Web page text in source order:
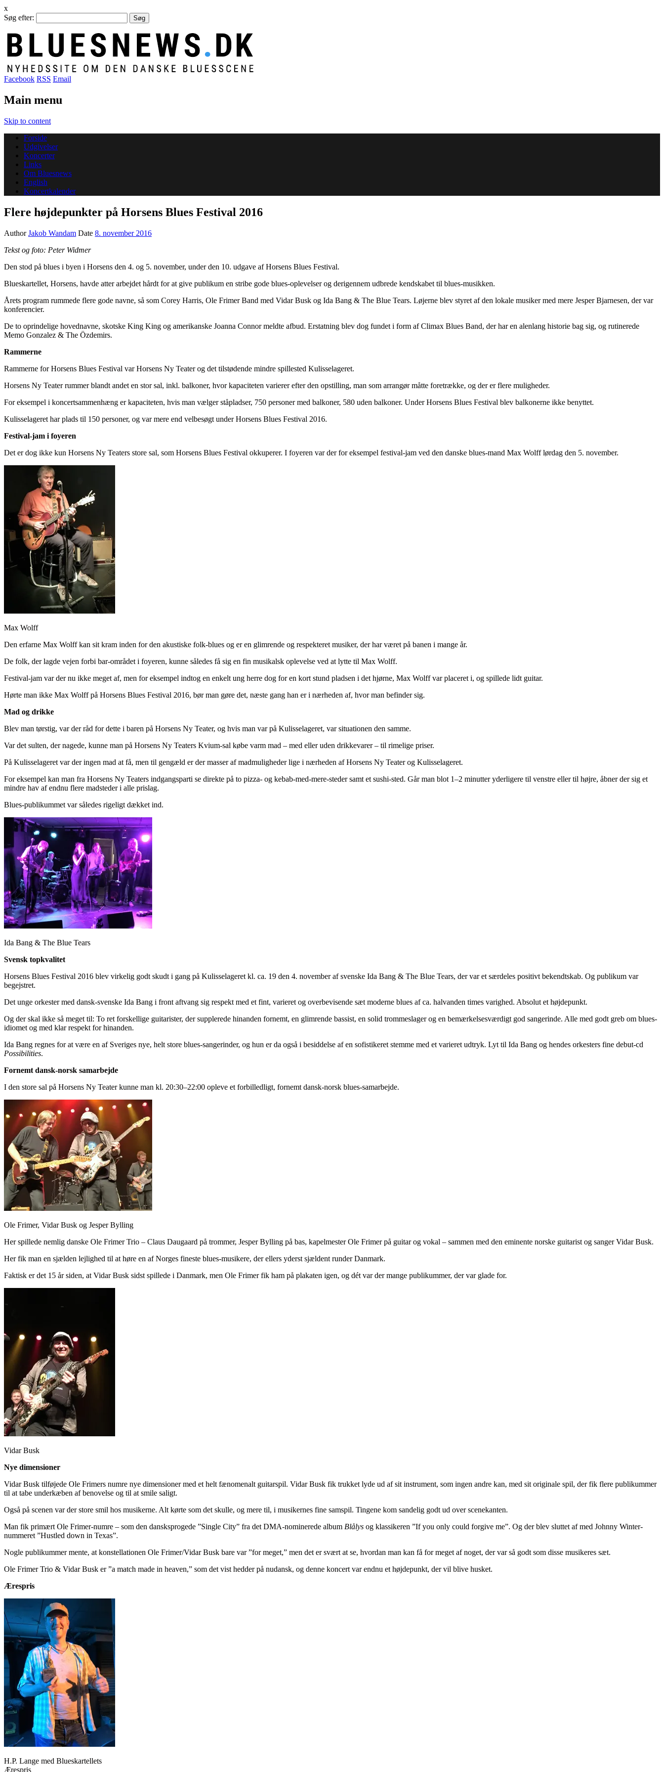
x
Søg efter:
Facebook RSS Email
Main menu
Skip to content
Forside
Udgivelser
Koncerter
Links
Om Bluesnews
English
Koncertkalender
Flere højdepunkter på Horsens Blues Festival 2016
AuthorJakob Wandam Date 8. november 2016
Tekst og foto: Peter Widmer
Den stod på blues i byen i Horsens den 4. og 5. november, under den 10. udgave af Horsens Blues Festival.
Blueskartellet, Horsens, havde atter arbejdet hårdt for at give publikum en stribe gode blues-oplevelser og derigennem udbrede kendskabet til blues-musikken.
Årets program rummede flere gode navne, så som Corey Harris, Ole Frimer Band med Vidar Busk og Ida Bang & The Blue Tears. Løjerne blev styret af den lokale musiker med mere Jesper Bjarnesen, der var
konferencier.
De to oprindelige hovednavne, skotske King King og amerikanske Joanna Connor meldte afbud. Erstatning blev dog fundet i form af Climax Blues Band, der har en alenlang historie bag sig, og rutinerede
Memo Gonzalez & The Özdemirs.
Rammerne
Rammerne for Horsens Blues Festival var Horsens Ny Teater og det tilstødende mindre spillested Kulisselageret.
Horsens Ny Teater rummer blandt andet en stor sal, inkl. balkoner, hvor kapaciteten varierer efter den opstilling, man som arrangør måtte foretrække, og der er flere muligheder.
For eksempel i koncertsammenhæng er kapaciteten, hvis man vælger ståpladser, 750 personer med balkoner, 580 uden balkoner. Under Horsens Blues Festival blev balkonerne ikke benyttet.
Kulisselageret har plads til 150 personer, og var mere end velbesøgt under Horsens Blues Festival 2016.
Festival-jam i foyeren
Det er dog ikke kun Horsens Ny Teaters store sal, som Horsens Blues Festival okkuperer. I foyeren var der for eksempel festival-jam ved den danske blues-mand Max Wolff lørdag den 5. november.
Max Wolff
Den erfarne Max Wolff kan sit kram inden for den akustiske folk-blues og er en glimrende og respekteret musiker, der har været på banen i mange år.
De folk, der lagde vejen forbi bar-området i foyeren, kunne således få sig en fin musikalsk oplevelse ved at lytte til Max Wolff.
Festival-jam var der nu ikke meget af, men for eksempel indtog en enkelt ung herre dog for en kort stund pladsen i det hjørne, Max Wolff var placeret i, og spillede lidt guitar.
Hørte man ikke Max Wolff på Horsens Blues Festival 2016, bør man gøre det, næste gang han er i nærheden af, hvor man befinder sig.
Mad og drikke
Blev man tørstig, var der råd for dette i baren på Horsens Ny Teater, og hvis man var på Kulisselageret, var situationen den samme.
Var det sulten, der nagede, kunne man på Horsens Ny Teaters Kvium-sal købe varm mad – med eller uden drikkevarer – til rimelige priser.
På Kulisselageret var der ingen mad at få, men til gengæld er der masser af madmuligheder lige i nærheden af Horsens Ny Teater og Kulisselageret.
For eksempel kan man fra Horsens Ny Teaters indgangsparti se direkte på to pizza- og kebab-med-mere-steder samt et sushi-sted. Går man blot 1–2 minutter yderligere til venstre eller til højre, åbner der sig et
mindre hav af endnu flere madsteder i alle prislag.
Blues-publikummet var således rigeligt dækket ind.
Ida Bang & The Blue Tears
Svensk topkvalitet
Horsens Blues Festival 2016 blev virkelig godt skudt i gang på Kulisselageret kl. ca. 19 den 4. november af svenske Ida Bang & The Blue Tears, der var et særdeles positivt bekendtskab. Og publikum var
begejstret.
Det unge orkester med dansk-svenske Ida Bang i front aftvang sig respekt med et fint, varieret og overbevisende sæt moderne blues af ca. halvanden times varighed. Absolut et højdepunkt.
Og der skal ikke så meget til: To ret forskellige guitarister, der supplerede hinanden fornemt, en glimrende bassist, en solid trommeslager og en bemærkelsesværdigt god sangerinde. Alle med godt greb om blues-
idiomet og med klar respekt for hinanden.
Ida Bang regnes for at være en af Sveriges nye, helt store blues-sangerinder, og hun er da også i besiddelse af en sofistikeret stemme med et varieret udtryk. Lyt til Ida Bang og hendes orkesters fine debut-cd
Possibilities.
Fornemt dansk-norsk samarbejde
I den store sal på Horsens Ny Teater kunne man kl. 20:30–22:00 opleve et forbilledligt, fornemt dansk-norsk blues-samarbejde.
Ole Frimer, Vidar Busk og Jesper Bylling
Her spillede nemlig danske Ole Frimer Trio – Claus Daugaard på trommer, Jesper Bylling på bas, kapelmester Ole Frimer på guitar og vokal – sammen med den eminente norske guitarist og sanger Vidar Busk.
Her fik man en sjælden lejlighed til at høre en af Norges fineste blues-musikere, der ellers yderst sjældent runder Danmark.
Faktisk er det 15 år siden, at Vidar Busk sidst spillede i Danmark, men Ole Frimer fik ham på plakaten igen, og dét var der mange publikummer, der var glade for.
Vidar Busk
Nye dimensioner
Vidar Busk tilføjede Ole Frimers numre nye dimensioner med et helt fænomenalt guitarspil. Vidar Busk fik trukket lyde ud af sit instrument, som ingen andre kan, med sit originale spil, der fik flere publikummer
til at tabe underkæben af benovelse og til at smile saligt.
Også på scenen var der store smil hos musikerne. Alt kørte som det skulle, og mere til, i musikernes fine samspil. Tingene kom sandelig godt ud over scenekanten.
Man fik primært Ole Frimer-numre – som den dansksprogede ”Single City” fra det DMA-nominerede album Blålys og klassikeren ”If you only could forgive me”. Og der blev sluttet af med Johnny Winter-
nummeret ”Hustled down in Texas”.
Nogle publikummer mente, at konstellationen Ole Frimer/Vidar Busk bare var ”for meget,” men det er svært at se, hvordan man kan få for meget af noget, der var så godt som disse musikeres sæt.
Ole Frimer Trio & Vidar Busk er ”a match made in heaven,” som det vist hedder på nudansk, og denne koncert var endnu et højdepunkt, der vil blive husket.
Ærespris
H.P. Lange med Blueskartellets
Ærespris